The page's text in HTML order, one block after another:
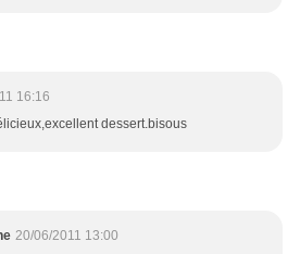
16:16
dessert.bisous
20/06/2011 13:00